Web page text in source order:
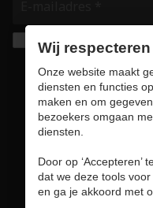
Ik geef de
bewaren en
onzeprivacy
Wij
Onze website maakt
diensten en functies
maken en om
bezoekers omgaan
diensten.
Door op ‘Accepteren’
dat we deze tools
en ga je akkoord met